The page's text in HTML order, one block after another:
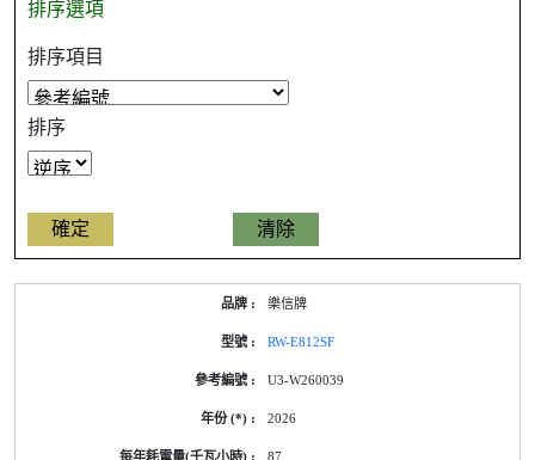
排序選項
排序項目
排序
樂信牌
RW-E812SF
U3-W260039
2026
87